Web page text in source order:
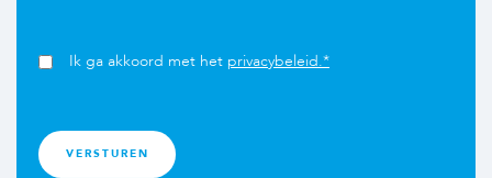
Ik ga akkoord met het privacybeleid.*